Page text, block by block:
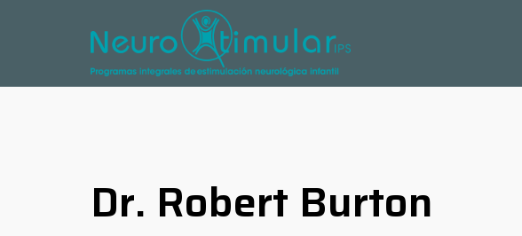
Dr. Robert Burton